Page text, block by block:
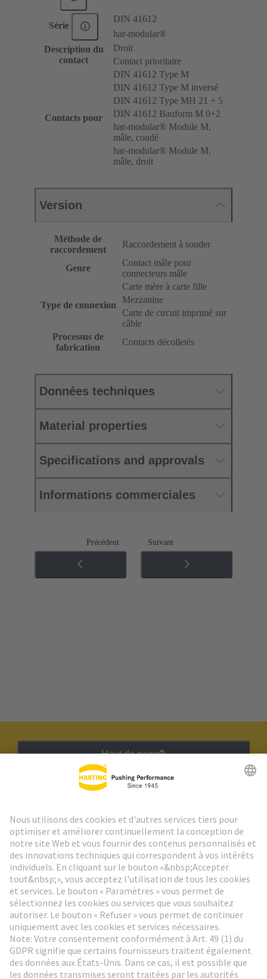
Série
DIN 41612
har-modular®
Description du
contact
Droit
Contact prioritaire
Contacts pour
DIN 41612 Type M
DIN 41612 Type M inversé
DIN 41612 Type MH 21 + 5
DIN 41612 Bauform M 0+2
har-modular® Module M,
mâle, coudé
har-modular® Module M,
mâle, droit
Version
Méthode de
raccordement
Raccordement à souder
Genre
Contact mâle pour
connecteurs mâle
Type de connexion
Carte mère à carte fille
Mezzanine
Carte de circuit imprimé sur
câble
Processus de
fabrication
Contacts décolletés
Données techniques
Material properties
Specifications and approvals
Informations commerciales
Précédent Suivant
Haut de page
Aller à l'inscription
Social Media